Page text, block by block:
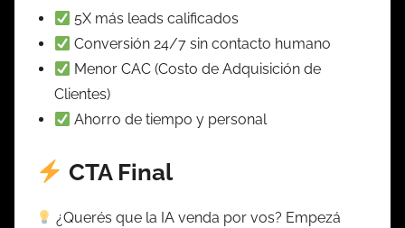
5X más leads calificados
Conversión 24/7 sin contacto humano
Menor CAC (Costo de Adquisición de
Clientes)
Ahorro de tiempo y personal
CTA Final
¿Querés que la IA venda por vos? Empezá